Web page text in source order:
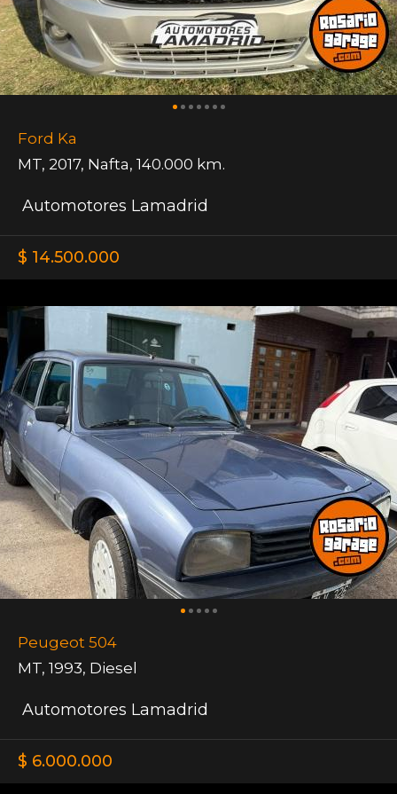
Ford Ka
MT, 2017, Nafta, 140.000 km.
Automotores Lamadrid
$ 14.500.000
Peugeot 504
MT, 1993, Diesel
Automotores Lamadrid
$ 6.000.000